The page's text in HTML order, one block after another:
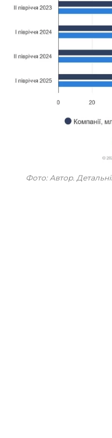
Фото: Автор.